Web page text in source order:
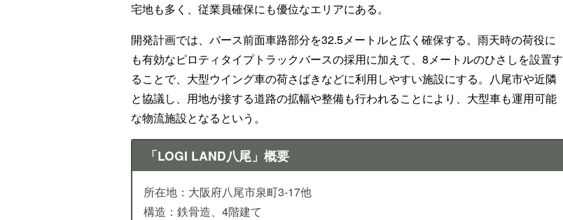
宅地も多く、従業員確保にも優位なエリアにある。
開発計画では、バース前面車路部分を32.5メートルと広く確保する。雨天時の荷役に
も有効なピロティタイプトラックバースの採用に加えて、8メートルのひさしを設置す
ることで、大型ウイング車の荷さばきなどに利用しやすい施設にする。八尾市や近隣
と協議し、用地が接する道路の拡幅や整備も行われることにより、大型車も運用可能
な物流施設となるという。
「LOGI LAND八尾」概要
所在地：大阪府八尾市泉町3-17他
構造：鉄骨造、4階建て